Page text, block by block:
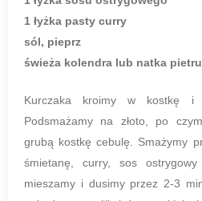
1 łyżka pasty curry
sól, pieprz
świeża kolendra lub natka
Kurczaka kroimy w kostkę i
Podsmażamy na złoto, po
grubą kostkę cebulę. Smażymy
śmietanę, curry, sos
mieszamy i dusimy przez 2-3